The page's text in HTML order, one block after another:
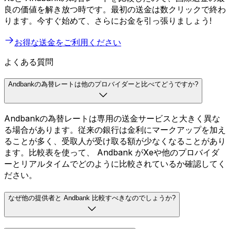
良の価値を解き放つ時です。最初の送金は数クリックで終わ
ります。今すぐ始めて、さらにお金を引っ張りましょう!
お得な送金をご利用ください
よくある質問
Andbankの為替レートは他のプロバイダーと比べてどうですか?
Andbankの為替レートは専用の送金サービスと大きく異な
る場合があります。従来の銀行は金利にマークアップを加え
ることが多く、受取人が受け取る額が少なくなることがあり
ます。比較表を使って、 Andbank がXeや他のプロバイダ
ーとリアルタイムでどのように比較されているか確認してく
ださい。
なぜ他の提供者と Andbank 比較すべきなのでしょうか?